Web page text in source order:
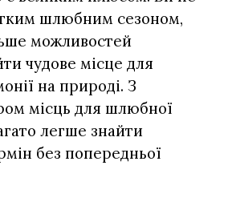
шлюбним сезоном,
можливостей
чудове місце для
на природі. З
місць для шлюбної
легше знайти
без попередньої